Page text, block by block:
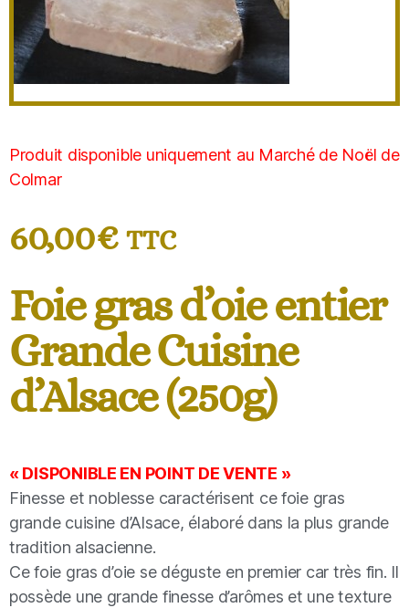
Produit disponible uniquement au Marché de Noël de
Colmar
60,00€ TTC
Foie gras d’oie entier
Grande Cuisine
d’Alsace (250g)
« DISPONIBLE EN POINT DE VENTE »
Finesse et noblesse caractérisent ce foie gras
grande cuisine d’Alsace, élaboré dans la plus grande
tradition alsacienne.
Ce foie gras d’oie se déguste en premier car très fin. Il
possède une grande finesse d’arômes et une texture